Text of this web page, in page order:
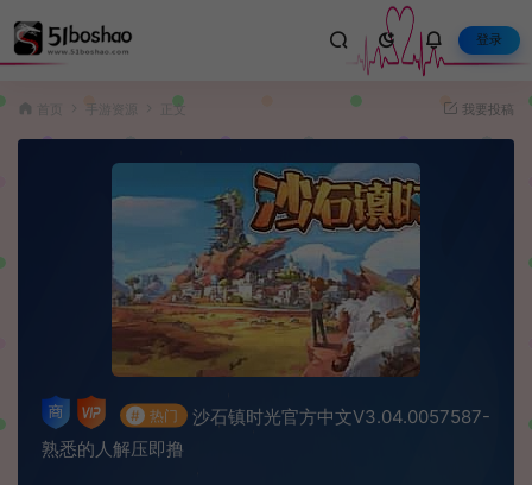
登录
手游资源 正文 我要投稿
# 热门
沙石镇时光官方中文V3.04.0057587-
熟悉的人解压即撸